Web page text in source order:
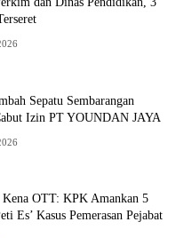
Sepatu Sembarangan
Izin PT YOUNDAN JAYA
OTT: KPK Amankan 5
Es’ Kasus Pemerasan Pejabat